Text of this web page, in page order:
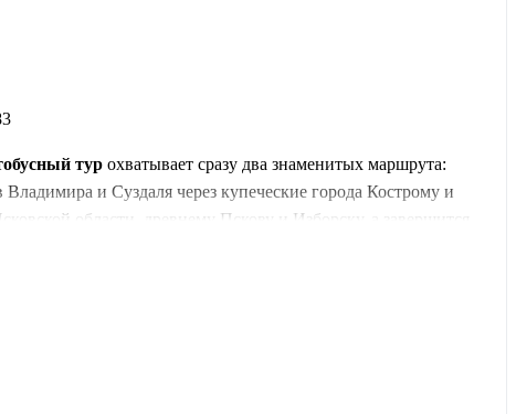
тур охватывает сразу два знаменитых маршрута:
и Суздаля через купеческие города Кострому и
области, древнему Пскову и Изборску, а завершится
улочки и великолепные пейзажи. Вас ждет
в стоимость!